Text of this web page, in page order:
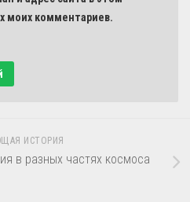
моих комментариев.
ИСТОРИЯ
в разных частях космоса